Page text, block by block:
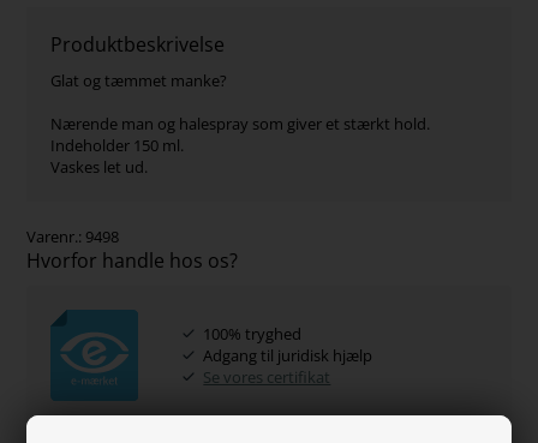
Produktbeskrivelse
Glat og tæmmet manke?
Nærende man og halespray som giver et stærkt hold.
Indeholder 150 ml.
Vaskes let ud.
Varenr.: 9498
Hvorfor handle hos os?
100% tryghed
Adgang til juridisk hjælp
Se vores certifikat